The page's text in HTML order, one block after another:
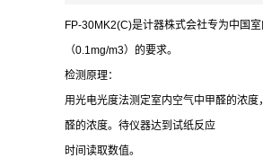
FP-30MK2(C)是计器株式会社专为中国
（0.1mg/m3）的要求。
检测原理：
用光电光度法测定室内空气中甲醛的浓
醛的浓度。待仪器达到试纸反应
时间读取数值。